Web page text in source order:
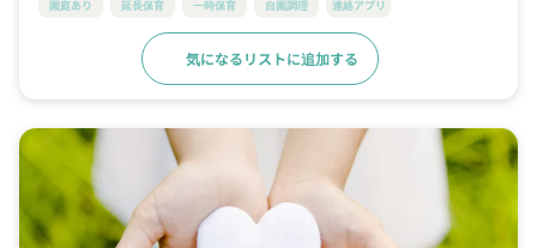
園庭あり 延長保育 一時保育 自園調理 連絡アプリ
気になるリストに追加する